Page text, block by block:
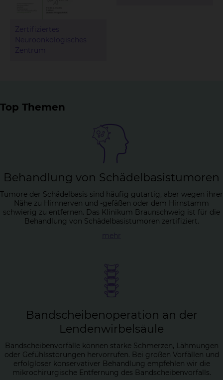
Zertifiziertes
Neuroonkologisches
Zentrum
Top Themen
Be­hand­lung von Schä­del­ba­sis­tu­mo­ren
Tumore der Schädelbasis sind häufig gutartig, aber wegen ihrer
Nähe zu Hirnnerven und -gefäßen oder dem Hirnstamm
schwierig zu entfernen. Das Klinikum Braunschweig ist für die
Behandlung von Schädelbasistumoren zertifiziert.
mehr
Band­schei­ben­ope­ra­ti­on an der
Len­den­wir­bel­säu­le
Bandscheibenvorfälle können starke Schmerzen, Lähmungen
oder Gefühlsstörungen hervorrufen. Bei großen Vorfällen und
erfolgloser konservativer Behandlung empfehlen wir die
mikrochirurgische Entfernung des Bandscheibenvorfalls.